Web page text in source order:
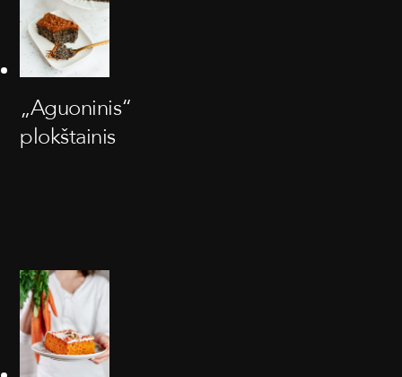
„Aguoninis“
plokštainis